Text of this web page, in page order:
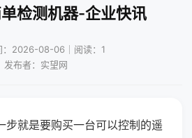
检测机器-企业快讯
：2026-08-06｜阅读：1
发布者：实望网
步就是要购买一台可以控制的遥